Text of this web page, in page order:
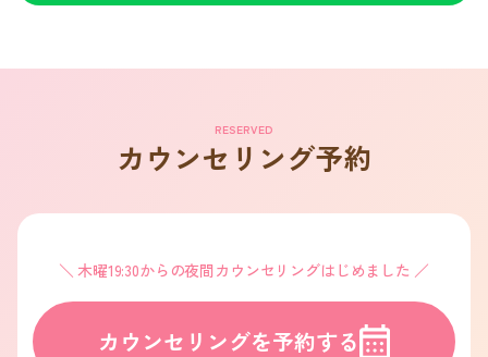
RESERVED
カウンセリング予約
木曜19:30からの夜間カウンセリングはじめました
カウンセリングを予約する